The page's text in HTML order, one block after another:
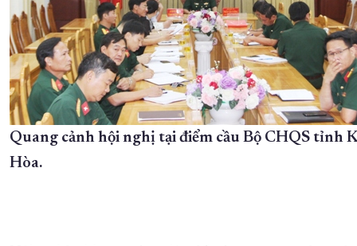
Quang cảnh hội nghị tại điểm cầu Bộ CHQS tỉnh
Hòa.